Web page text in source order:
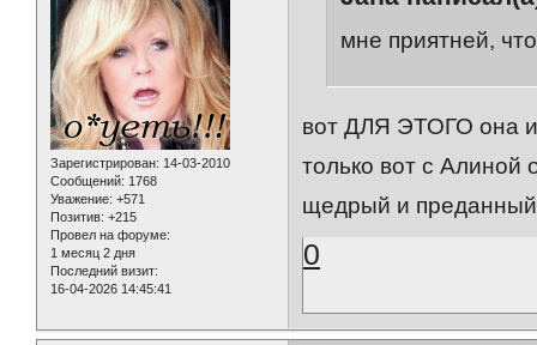
Зарегистрирован: 14-03-2010
Сообщений: 1768
Уважение: +571
Позитив: +215
Провел на форуме:
1 месяц 2 дня
Последний визит:
16-04-2026 14:45:41
мне приятней,
вот ДЛЯ ЭТОГО она и
только вот с Алиной
щедрый и
0